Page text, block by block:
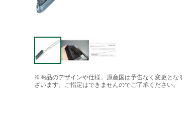
※商品のデザインや仕様、原産国は予告なく変更とな
ざいます。ご指定はできませんのでご了承ください。